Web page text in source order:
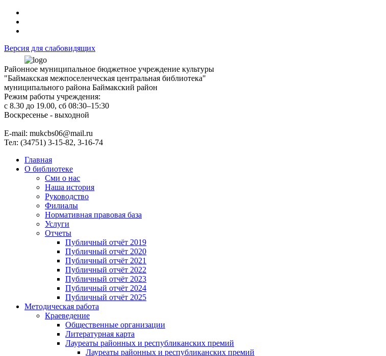
Версия для слабовидящих
Районное муниципальное бюджетное учреждение культуры
"Баймакская межпоселенческая центральная библиотека"
муниципального района Баймакский район
Режим работы учреждения:
с 8.30 до 19.00, сб 08:30–15:30
Воскресенье - выходной
Е-mail: mukcbs06@mail.ru
Тел: (34751) 3-15-82, 3-16-74
Главная
О библиотеке
Сми о нас
Наша история
Руководство
Филиалы
Нормативная правовая база
Услуги
Отчеты
Публичный отчёт 2019
Публичный отчёт 2020
Публичный отчёт 2021
Публичный отчёт 2022
Публичный отчёт 2023
Публичный отчёт 2024
Публичный отчёт 2025
Методическая работа
Краеведение
Общественные организации
Литературная карта
Лауреаты районных и республиканских премий
Лауреаты районных и республиканских премий